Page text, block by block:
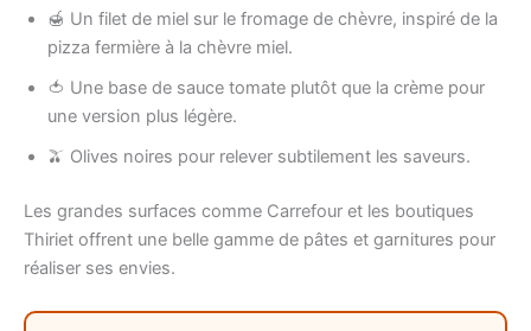
🍯 Un filet de miel sur le fromage de chèvre, inspiré de la
pizza fermière à la chèvre miel.
🍅 Une base de sauce tomate plutôt que la crème pour
une version plus légère.
🫒 Olives noires pour relever subtilement les saveurs.
Les grandes surfaces comme Carrefour et les boutiques
Thiriet offrent une belle gamme de pâtes et garnitures pour
réaliser ses envies.